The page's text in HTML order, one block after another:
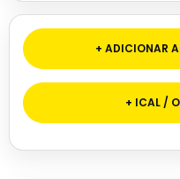
+ ADICIONAR
+ ICAL /